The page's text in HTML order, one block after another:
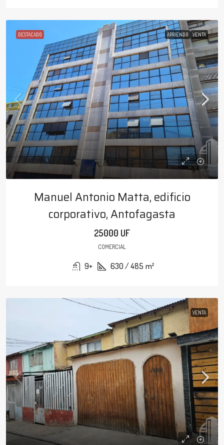
DESTACADO ARRIENDO VENTA
Manuel Antonio Matta, edificio
corporativo, Antofagasta
25000 UF
COMERCIAL
9+ 630 / 485 m²
VENTA